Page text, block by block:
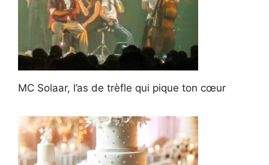
MC Solaar, l’as de trèfle qui pique ton cœur